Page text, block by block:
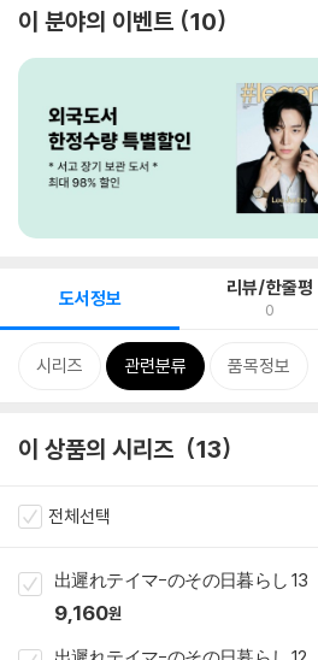
이 분야의 이벤트 10
도서정보 리뷰/한줄평
0
시리즈 관련분류 품목정보
이 상품의 시리즈 13
전체선택
出遲れテイマ-のその日暮らし 13
9,160원